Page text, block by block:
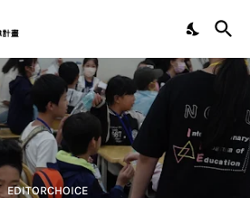
EDITORCHOICE